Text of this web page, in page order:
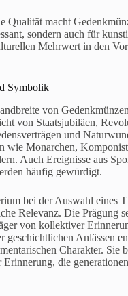
Qualität macht
sondern auch für
Mehrwert in den
Symbolik
von
von Staatsjubiläen,
und
wie Monarchen,
Auch Ereignisse aus
häufig gewürdigt.
bei der Auswahl eines
Relevanz. Die Prägung
von kollektiver
geschichtlichen Anlässen
Charakter. Sie
Erinnerung, die